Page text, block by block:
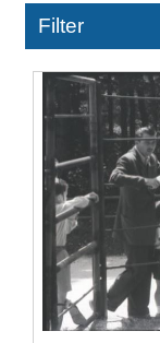
Filter